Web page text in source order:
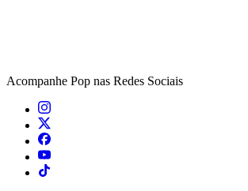
Acompanhe Pop nas Redes Sociais